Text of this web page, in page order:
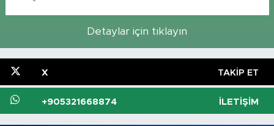
Detaylar için tıklayın
X TAKIP ET
+905321668874 İLETIŞIM